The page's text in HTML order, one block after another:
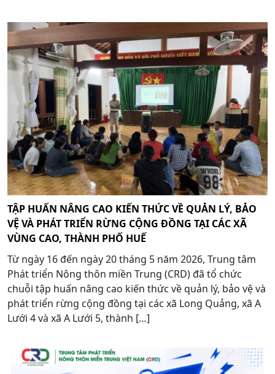
TẬP HUẤN NÂNG CAO KIẾN THỨC VỀ QUẢN LÝ, BẢO
VỆ VÀ PHÁT TRIỂN RỪNG CỘNG ĐỒNG TẠI CÁC XÃ
VÙNG CAO, THÀNH PHỐ HUẾ
Từ ngày 16 đến ngày 20 tháng 5 năm 2026, Trung tâm
Phát triển Nông thôn miền Trung (CRD) đã tổ chức
chuỗi tập huấn nâng cao kiến thức về quản lý, bảo vệ và
phát triển rừng cộng đồng tại các xã Long Quảng, xã A
Lưới 4 và xã A Lưới 5, thành […]